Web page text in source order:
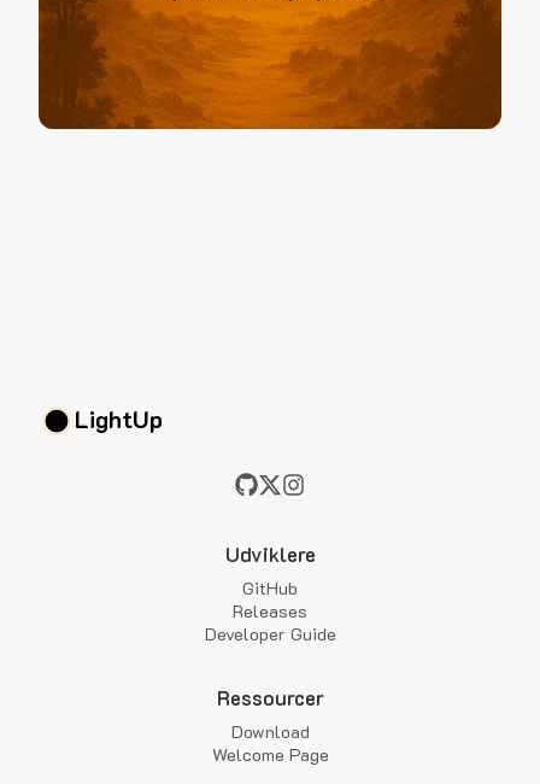
LightUp
Udviklere
GitHub
Releases
Developer Guide
Ressourcer
Download
Welcome Page